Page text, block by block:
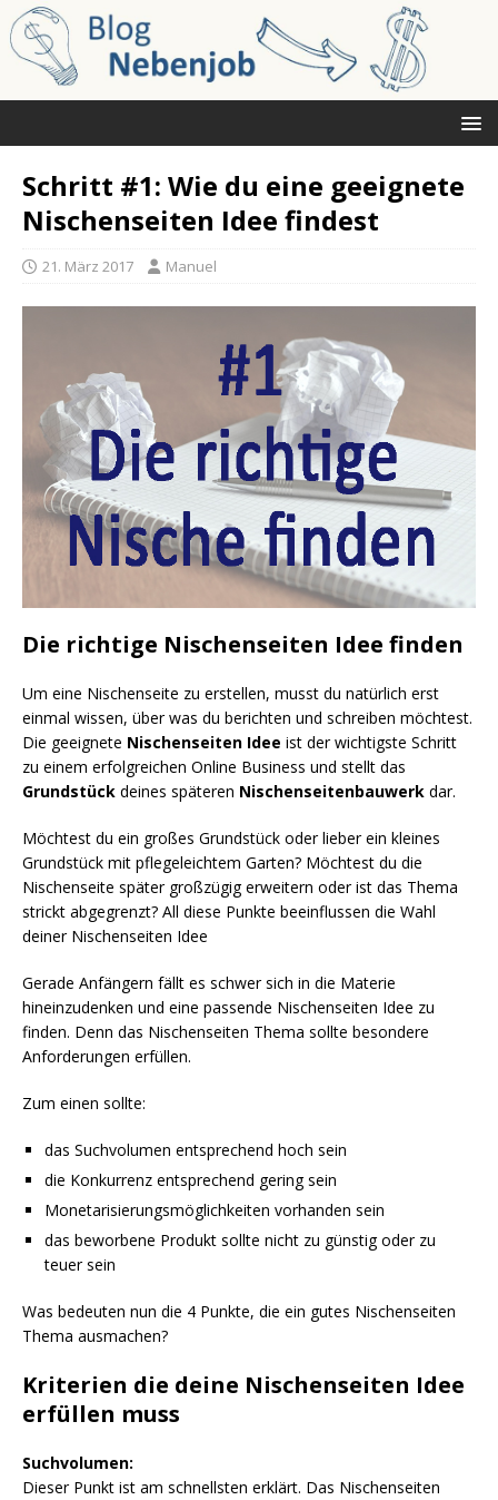
Schritt #1: Wie du eine geeignete
Nischenseiten Idee findest
21. März 2017 Manuel
Die richtige Nischenseiten Idee finden
Um eine Nischenseite zu erstellen, musst du natürlich erst
einmal wissen, über was du berichten und schreiben möchtest.
Die geeignete Nischenseiten Idee ist der wichtigste Schritt
zu einem erfolgreichen Online Business und stellt das
Grundstück deines späteren Nischenseitenbauwerk dar.
Möchtest du ein großes Grundstück oder lieber ein kleines
Grundstück mit pflegeleichtem Garten? Möchtest du die
Nischenseite später großzügig erweitern oder ist das Thema
strickt abgegrenzt? All diese Punkte beeinflussen die Wahl
deiner Nischenseiten Idee
Gerade Anfängern fällt es schwer sich in die Materie
hineinzudenken und eine passende Nischenseiten Idee zu
finden. Denn das Nischenseiten Thema sollte besondere
Anforderungen erfüllen.
Zum einen sollte:
das Suchvolumen entsprechend hoch sein
die Konkurrenz entsprechend gering sein
Monetarisierungsmöglichkeiten vorhanden sein
das beworbene Produkt sollte nicht zu günstig oder zu
teuer sein
Was bedeuten nun die 4 Punkte, die ein gutes Nischenseiten
Thema ausmachen?
Kriterien die deine Nischenseiten Idee
erfüllen muss
Suchvolumen:
Dieser Punkt ist am schnellsten erklärt. Das Nischenseiten